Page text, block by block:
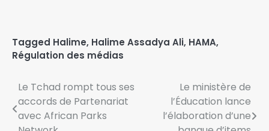
Tagged Halime, Halime Assadya Ali, HAMA,
Régulation des médias
Le Tchad rompt tous ses
accords de Partenariat
avec African Parks
Le ministère de
l’Éducation lance
l’élaboration d’une